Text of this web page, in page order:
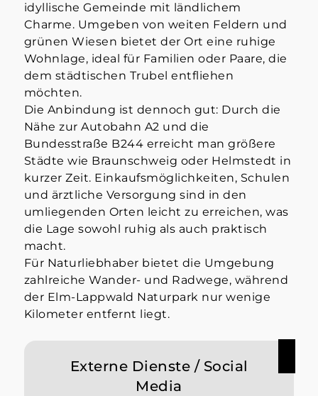
idyllische Gemeinde mit ländlichem
Charme. Umgeben von weiten Feldern und
grünen Wiesen bietet der Ort eine ruhige
Wohnlage, ideal für Familien oder Paare, die
dem städtischen Trubel entfliehen
möchten.
Die Anbindung ist dennoch gut: Durch die
Nähe zur Autobahn A2 und die
Bundesstraße B244 erreicht man größere
Städte wie Braunschweig oder Helmstedt in
kurzer Zeit. Einkaufsmöglichkeiten, Schulen
und ärztliche Versorgung sind in den
umliegenden Orten leicht zu erreichen, was
die Lage sowohl ruhig als auch praktisch
macht.
Für Naturliebhaber bietet die Umgebung
zahlreiche Wander- und Radwege, während
der Elm-Lappwald Naturpark nur wenige
Kilometer entfernt liegt.
Externe Dienste / Social
Media